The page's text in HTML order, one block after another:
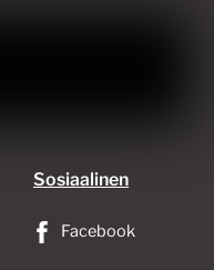
Sosiaalinen
Facebook